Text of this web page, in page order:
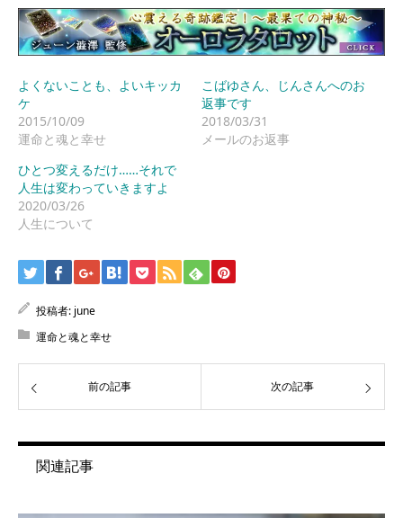
よくないことも、よいキッカ
ケ
2015/10/09
運命と魂と幸せ
こばゆさん、じんさんへのお
返事です
2018/03/31
メールのお返事
ひとつ変えるだけ……それで
人生は変わっていきますよ
2020/03/26
人生について
投稿者: june
運命と魂と幸せ
前の記事 次の記事
関連記事